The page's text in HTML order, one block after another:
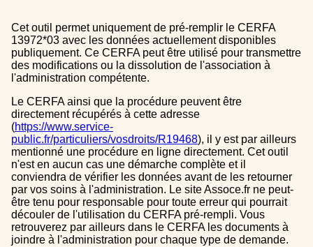
Cet outil permet uniquement de pré-remplir le CERFA
13972*03 avec les données actuellement disponibles
publiquement. Ce CERFA peut être utilisé pour transmettre
des modifications ou la dissolution de l'association à
l'administration compétente.
Le CERFA ainsi que la procédure peuvent être
directement récupérés à cette adresse
(https://www.service-
public.fr/particuliers/vosdroits/R19468), il y est par ailleurs
mentionné une procédure en ligne directement. Cet outil
n'est en aucun cas une démarche complète et il
conviendra de vérifier les données avant de les retourner
par vos soins à l'administration. Le site Assoce.fr ne peut-
être tenu pour responsable pour toute erreur qui pourrait
découler de l'utilisation du CERFA pré-rempli. Vous
retrouverez par ailleurs dans le CERFA les documents à
joindre à l'administration pour chaque type de demande.